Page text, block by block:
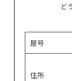
ど
屋号
住所